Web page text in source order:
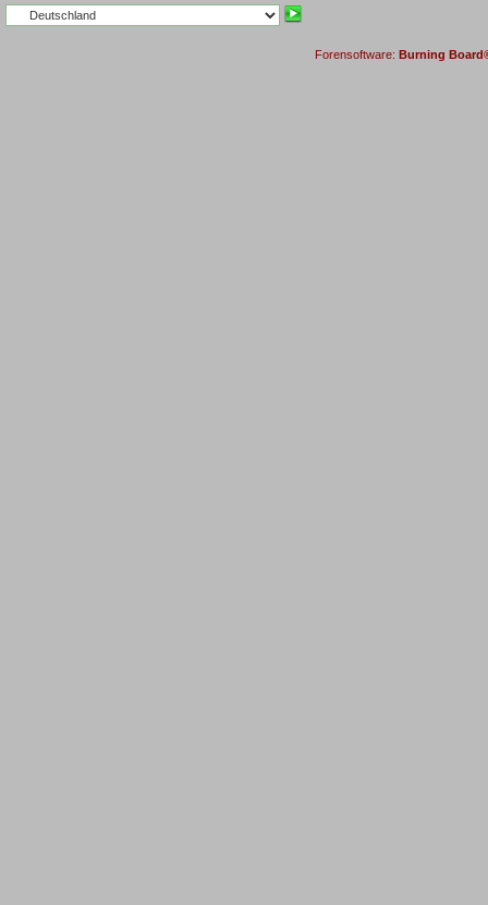
Forensoftware: Burning